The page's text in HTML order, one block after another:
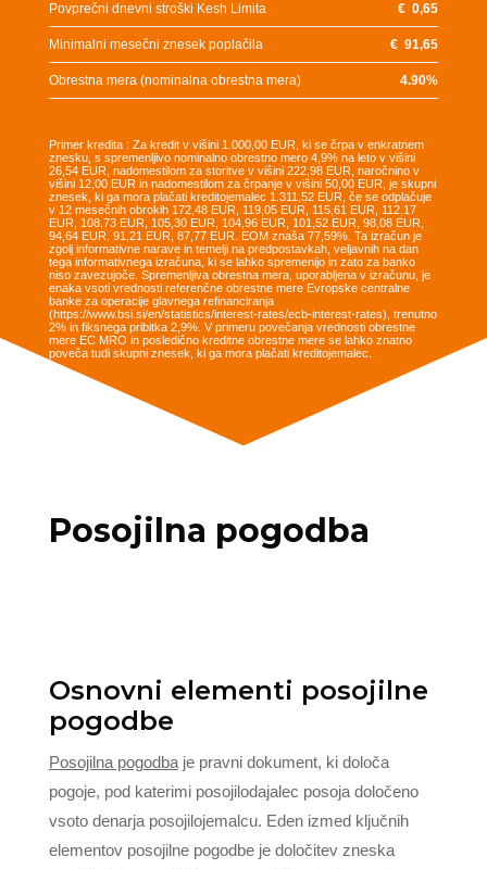
Povprečni dnevni stroški Kesh Limita €0,65
Minimalni mesečni znesek poplačila €91,65
Obrestna mera (nominalna obrestna mera) 4.90%
Primer kredita : Za kredit v višini 1.000,00 EUR, ki se črpa v enkratnem
znesku, s spremenljivo nominalno obrestno mero 4,9% na leto v višini
26,54 EUR, nadomestilom za storitve v višini 222,98 EUR, naročnino v
višini 12,00 EUR in nadomestilom za črpanje v višini 50,00 EUR, je skupni
znesek, ki ga mora plačati kreditojemalec 1.311,52 EUR, če se odplačuje
v 12 mesečnih obrokih 172,48 EUR, 119,05 EUR, 115,61 EUR, 112,17
EUR, 108,73 EUR, 105,30 EUR, 104,96 EUR, 101,52 EUR, 98,08 EUR,
94,64 EUR, 91,21 EUR, 87,77 EUR. EOM znaša 77,59%. Ta izračun je
zgolj informativne narave in temelji na predpostavkah, veljavnih na dan
tega informativnega izračuna, ki se lahko spremenijo in zato za banko
niso zavezujoče. Spremenljiva obrestna mera, uporabljena v izračunu, je
enaka vsoti vrednosti referenčne obrestne mere Evropske centralne
banke za operacije glavnega refinanciranja
(https://www.bsi.si/en/statistics/interest-rates/ecb-interest-rates), trenutno
2% in fiksnega pribitka 2,9%. V primeru povečanja vrednosti obrestne
mere EC MRO in posledično kreditne obrestne mere se lahko znatno
poveča tudi skupni znesek, ki ga mora plačati kreditojemalec.
Posojilna pogodba
Osnovni elementi posojilne
pogodbe
Posojilna pogodbaje pravni dokument, ki določa
pogoje, pod katerimi posojilodajalec posoja določeno
vsoto denarja posojilojemalcu. Eden izmed ključnih
elementov posojilne pogodbe je določitev zneska